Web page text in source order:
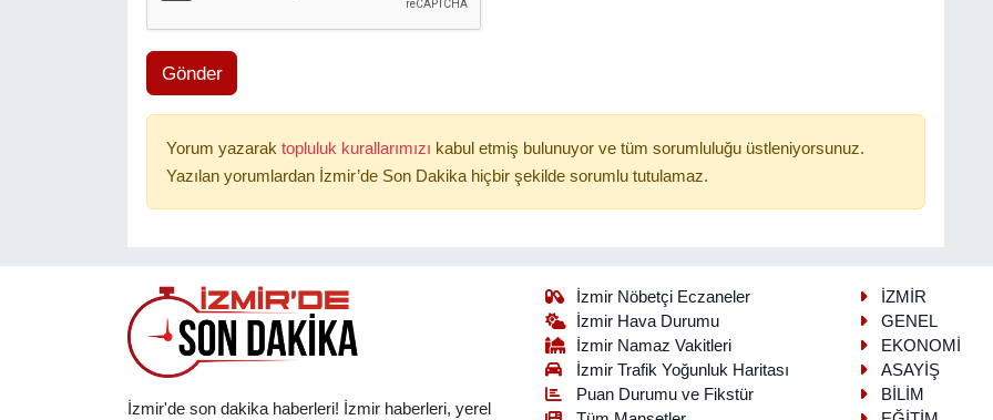
Gönder
Yorum yazarak topluluk kurallarımızı kabul etmiş bulunuyor ve tüm sorumluluğu üstleniyorsunuz.
Yazılan yorumlardan İzmir’de Son Dakika hiçbir şekilde sorumlu tutulamaz.
İzmir'de son dakika haberleri! İzmir haberleri, yerel
İzmir Nöbetçi Eczaneler
İzmir Hava Durumu
İzmir Namaz Vakitleri
İzmir Trafik Yoğunluk Haritası
Puan Durumu ve Fikstür
İZMİR
GENEL
EKONOMİ
ASAYİŞ
BİLİM